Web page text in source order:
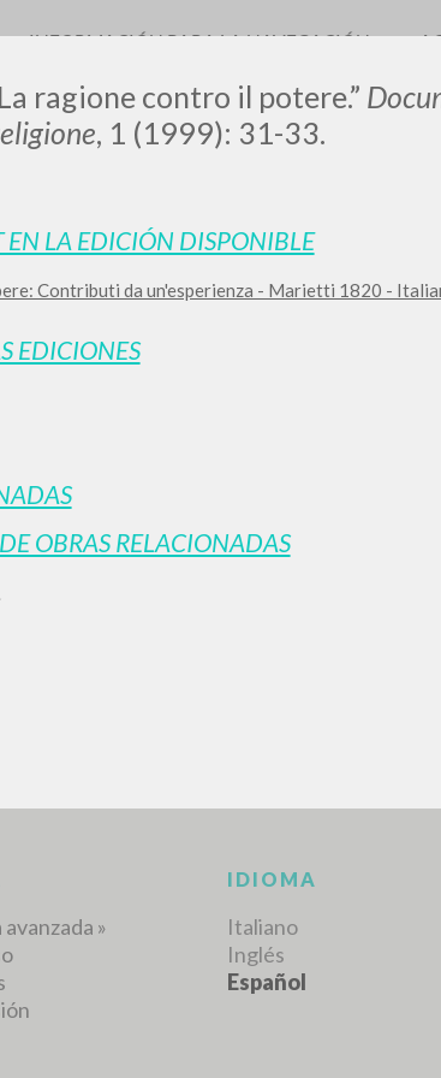
ragione contro il potere.”
, 1 (1999): 31-33.
EN LA EDICIÓN DISPONIBLE
Contributi da un'esperienza - Marietti 1820 -
EDICIONES
OBRAS RELACIONADAS
INFORMACIÓN PARA LA NAVEGACIÓN
más precisos? Utilizar elBÚSQUEDA
ENCONTRADOS
IDIOMA